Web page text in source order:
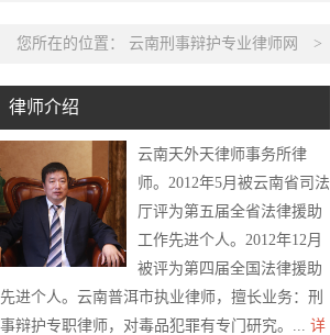
您所在的位置： 云南刑事辩护专业律师网 >
律师介绍
云南天外天律师事务所律
师。2012年5月被云南省司法
厅评为第五届全省法律援助
工作先进个人。2012年12月
被评为第四届全国法律援助
先进个人。云南普洱市执业律师，擅长业务：刑
事辩护专职律师，对毒品犯罪有专门研究。... 详